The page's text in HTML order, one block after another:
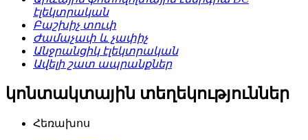
էլեկտրական
Բաշխիչ տուփ
Ժամաչափ և չափիչ
Անջրանցիկ էլեկտրական
Ավելի շատ ապրանքներ
կոնտակտային տեղեկություններ
Հեռախոս